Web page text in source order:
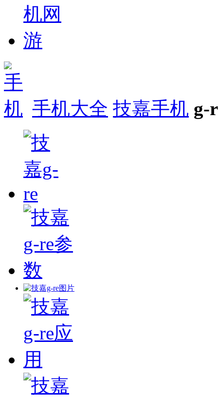
手机大全 技嘉手机 g-